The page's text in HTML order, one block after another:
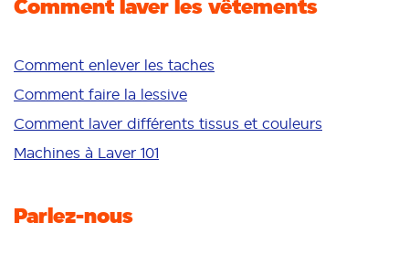
Fraîcheur/parfum
Couleurs vives
Peau sensible
Additifs
Nettoyage en profondeur
Comment laver les vêtements
Comment enlever les taches
Comment faire la lessive
Comment laver différents tissus et couleurs
Machines à Laver 101
Parlez-nous